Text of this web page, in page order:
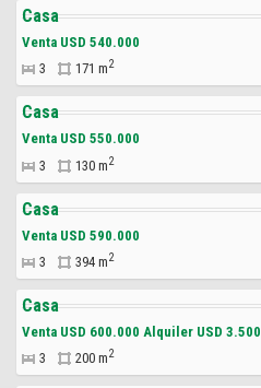
Casa
Venta USD 540.000
3
171 m2
Casa
Venta USD 550.000
3
130 m2
Casa
Venta USD 590.000
3
394 m2
Casa
Venta USD 600.000 Alquiler USD 3.500
3
200 m2